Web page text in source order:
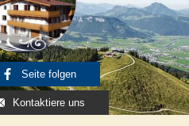
Seite folgen
Kontaktiere uns